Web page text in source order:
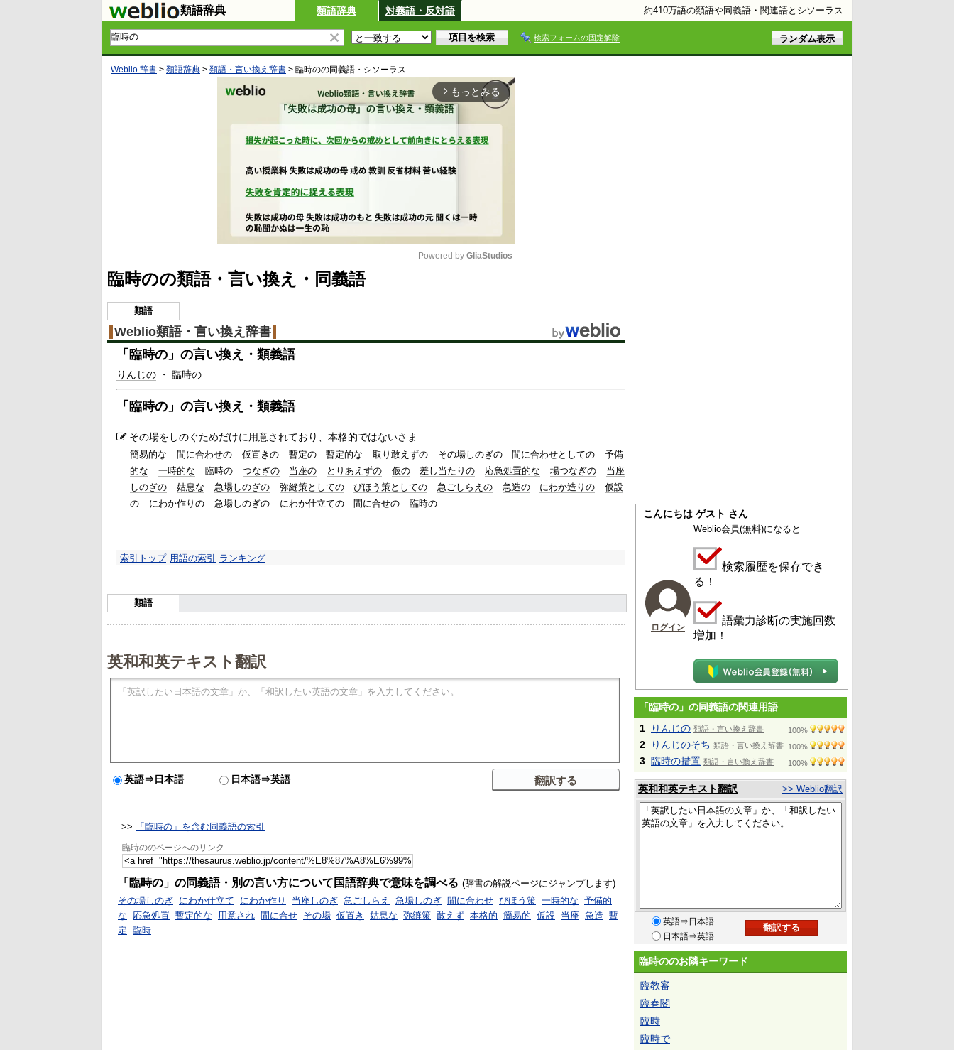
類語辞典 類語辞典 対義語・反対語 約410万語の類語や同義語・関連語とシソーラス
検索フォームの固定解除
Weblio 辞書 > 類語辞典 > 類語・言い換え辞書 > 臨時のの同義語・シソーラス
arrow_forward_ios もっとみる
Powered by GliaStudios
臨時のの類語・言い換え・同義語
類語
Weblio類語・言い換え辞書
「 臨時の 」の言い換え・類義語
りんじの ・ 臨時の
「 臨時の 」の言い換え・類義語
その場をしのぐためだけに 用意されており、 本格的ではないさま
簡易的な 間に合わせの 仮置きの 暫定の 暫定的な 取り敢えずの その場しのぎの 間に合わせとしての
予備
的な
一時的な 臨時の つなぎの 当座の とりあえずの 仮の 差し当たりの 応急処置的な 場つなぎの
当座
しのぎの
姑息な 急場しのぎの 弥縫策としての びほう策としての 急ごしらえの 急造の にわか造りの
仮設
の
にわか作りの 急場しのぎの にわか仕立ての 間に合せの 臨時の
索引トップ 用語の索引 ランキング
類語
英和和英テキスト翻訳
英語⇒日本語 日本語⇒英語
>> 「臨時の」を含む同義語の索引
臨時ののページへのリンク
「臨時の」の同義語・別の言い方について国語辞典で意味を調べる (辞書の解説ページにジャンプします)
その場しのぎ にわか仕立て にわか作り 当座しのぎ 急ごしらえ 急場しのぎ 間に合わせ びほう策 一時的な 予備的
な
応急処置 暫定的な 用意され 間に合せ その場 仮置き 姑息な 弥縫策 敢えず 本格的 簡易的 仮設 当座 急造 暫
定 臨時
こんにちは ゲスト さん
ログイン
Weblio会員(無料)になると
検索履歴を保存でき
る！
語彙力診断の実施回数
増加！
「臨時の」の同義語の関連用語
1
りんじの 類語・言い換え辞書 100%
2 りんじのそち 類語・言い換え辞書 100%
3 臨時の措置 類語・言い換え辞書 100%
英和和英テキスト翻訳 >> Weblio翻訳
英語⇒日本語
日本語⇒英語
臨時ののお隣キーワード
臨教審
臨春閣
臨時
臨時で